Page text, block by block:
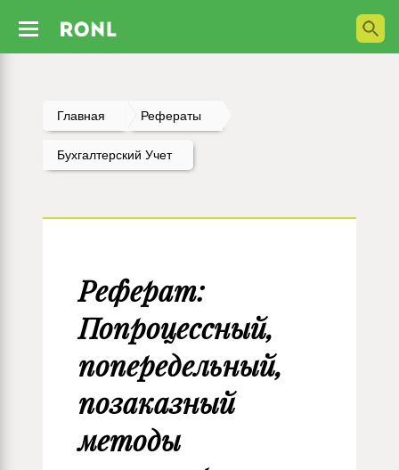
Главная Рефераты
Бухгалтерский Учет
Реферат:
Попроцессный,
попередельный,
позаказный
методы